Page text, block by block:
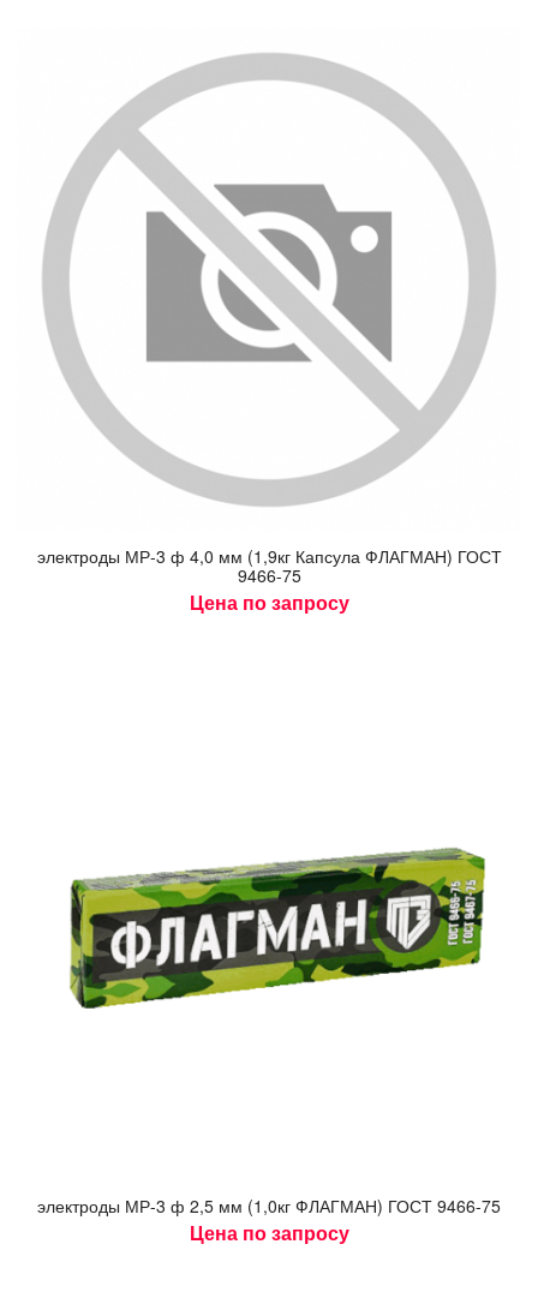
элек­тро­ды МР-3 ф 4,0 мм (1,9кг Кап­су­ла ФЛАГ­МАН) ГОСТ
9466-75
Цена по запросу
элек­тро­ды МР-3 ф 2,5 мм (1,0кг ФЛАГ­МАН) ГОСТ 9466-75
Цена по запросу